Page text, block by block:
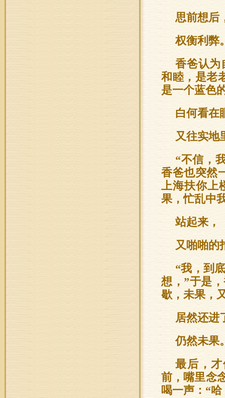
思前想后
权衡利弊
香爸认为
和睦，是老
是一个蓝色
白何看在
又往实地
“不信，
香爸也突然
上海扶你上
果，忙乱中
站起来，
又啪啪的
“我，到
想，”于是
歇，未果，
居然还进
仍然未果
最后，
前，嘴里念
喝一声：“